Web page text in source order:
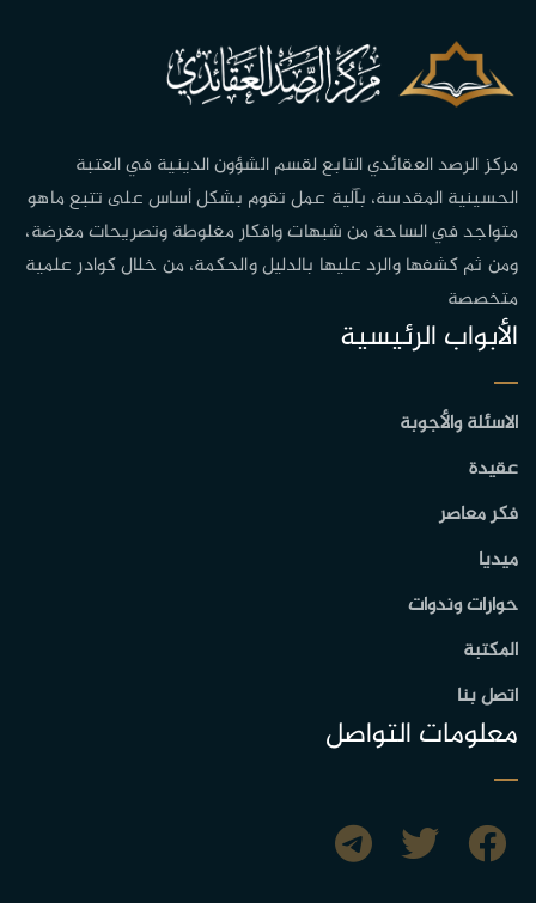
مركز الرصد العقائدي التابع لقسم الشؤون الدينية في العتبة
الحسينية المقدسة، بآلية عمل تقوم بشكل أساس على تتبع ماهو
متواجد في الساحة من شبهات وافكار مغلوطة وتصريحات مغرضة،
ومن ثم كشفها والرد عليها بالدليل والحكمة، من خلال كوادر علمية
متخصصة
الأبواب الرئيسية
الاسئلة والأجوبة
عقيدة
فكر معاصر
ميديا
حوارات وندوات
المكتبة
اتصل بنا
معلومات التواصل